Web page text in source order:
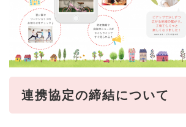
連携協定の締結について